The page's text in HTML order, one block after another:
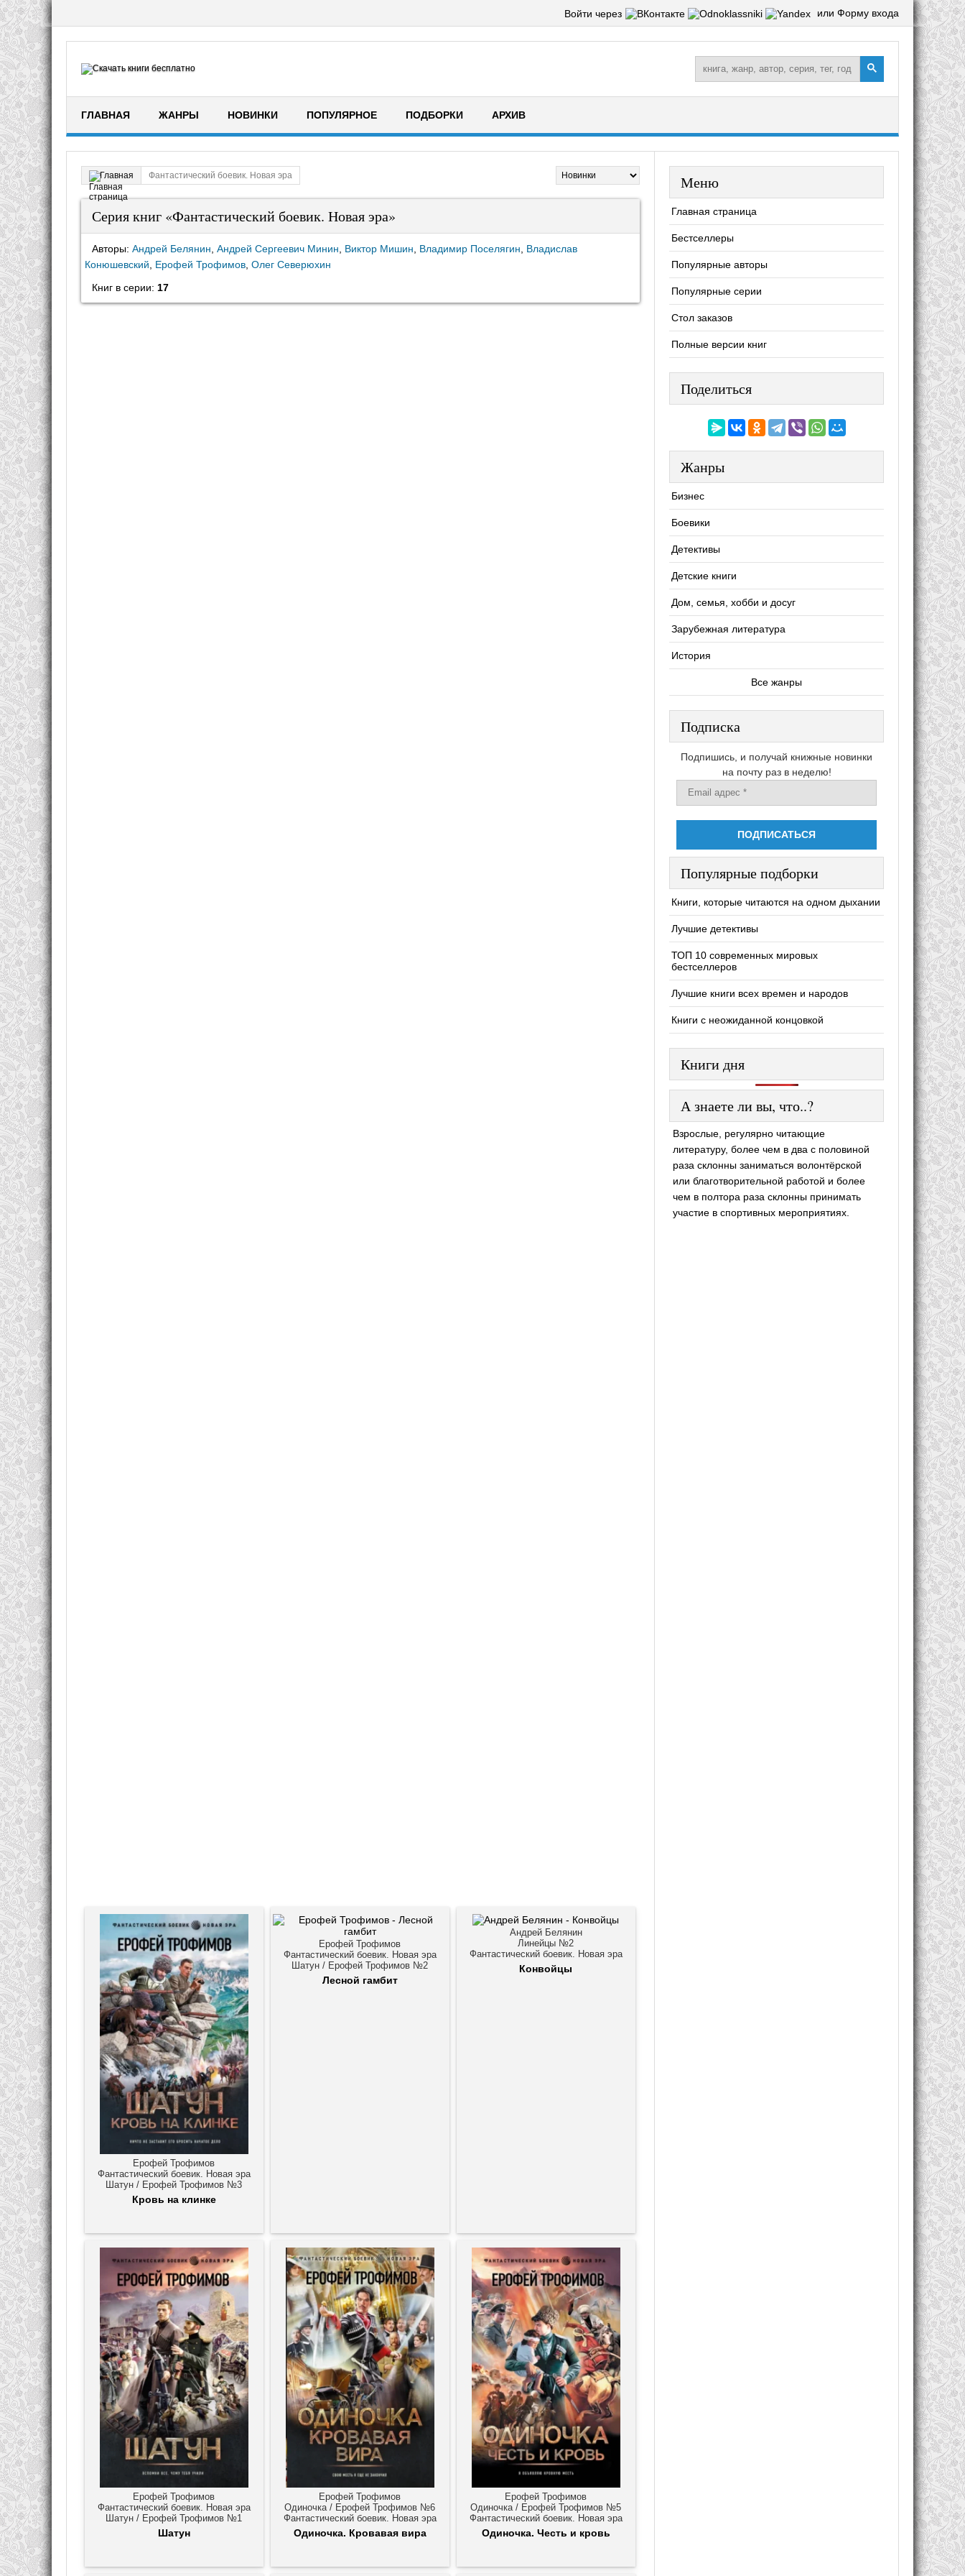
Войти через или Форму входа
ГЛАВНАЯ ЖАНРЫ НОВИНКИ ПОПУЛЯРНОЕ ПОДБОРКИ АРХИВ
Главная Фантастический боевик. Новая эра
Серия книг «Фантастический боевик. Новая эра»
Авторы: Андрей Белянин Андрей Сергеевич Минин Виктор Мишин Владимир Поселягин
Владислав
Конюшевский
Ерофей Трофимов Олег Северюхин
Книг в серии: 17
Ерофей Трофимов
Фантастический боевик. Новая эра
Шатун / Ерофей Трофимов №3
Кровь на клинке
Ерофей Трофимов
Фантастический боевик. Новая эра
Шатун / Ерофей Трофимов №2
Лесной гамбит
Андрей Белянин
Линейцы №2
Фантастический боевик. Новая эра
Конвойцы
Ерофей Трофимов
Фантастический боевик. Новая эра
Шатун / Ерофей Трофимов №1
Шатун
Ерофей Трофимов
Одиночка / Ерофей Трофимов №6
Фантастический боевик. Новая эра
Одиночка. Кровавая вира
Ерофей Трофимов
Одиночка / Ерофей Трофимов №5
Фантастический боевик. Новая эра
Одиночка. Честь и кровь
Меню
Главная страница
Бестселлеры
Популярные авторы
Популярные серии
Стол заказов
Полные версии книг
Поделиться
Жанры
Бизнес
Боевики
Детективы
Детские книги
Дом, семья, хобби и досуг
Зарубежная литература
История
Все жанры
Подписка
Подпишись, и получай книжные новинки
на почту раз в неделю!
Популярные подборки
Книги, которые читаются на одном дыхании
Лучшие детективы
ТОП 10 современных мировых
бестселлеров
Лучшие книги всех времен и народов
Книги с неожиданной концовкой
Книги дня
А знаете ли вы, что..?
Взрослые, регулярно читающие
литературу, более чем в два с половиной
раза склонны заниматься волонтёрской
или благотворительной работой и более
чем в полтора раза склонны принимать
участие в спортивных мероприятиях.